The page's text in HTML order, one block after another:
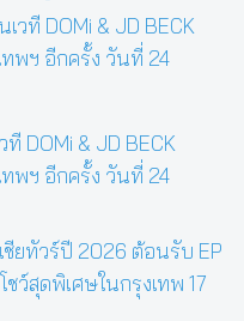
DOMi & JD BECK
พฯ อีกครั้ง วันที่ 24